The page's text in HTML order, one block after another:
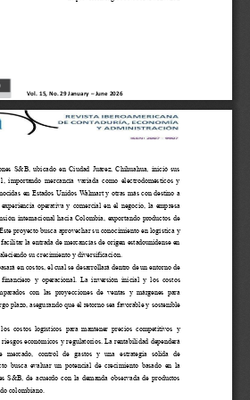
Vol. 15, No. 29 January –June 2026
S&B,  ubicado  en  Ciudad  Juárez,  Chihuahua,  inició  sus
importando  mercancía  variada  como  electrodomésticos  y
en Estados Unidos Walmart y otras más con destino a
operativa y comercial en el negocio, la empresa
internacional hacia Colombia, exportando productos de
proyecto busca aprovechar su conocimiento en logística y
la entrada de mercancías de origen estadounidense en
su crecimiento y diversificación.
en costos, el cual se desarrollará dentro de un entorno de
financiero  y  operacional.  La  inversión  inicial  y  los  costos
con  las  proyecciones  de  ventas  y  márgenes  para
plazo, asegurando que el retorno sea favorable y sostenible
costos  logísticos  para  mantener  precios  competitivos  y
económicos y regulatorios. La rentabilidad dependerá
mercado,  control  de  gastos  y  una  estrategia  sólida  de
busca  evaluar  un  potencial  de  crecimiento  basado  en  la
S&B, de acuerdo con la demanda observada de productos
colombiano.